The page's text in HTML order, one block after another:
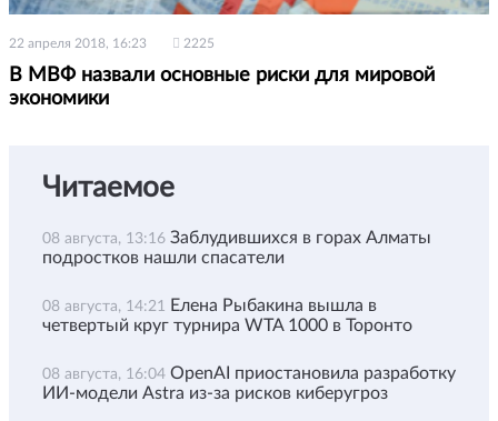
22 апреля 2018, 16:23 2225
В МВФ назвали основные риски для мировой
экономики
Читаемое
08 августа, 13:16 Заблудившихся в горах Алматы
подростков нашли спасатели
08 августа, 14:21 Елена Рыбакина вышла в
четвертый круг турнира WTA 1000 в Торонто
08 августа, 16:04 OpenAI приостановила разработку
ИИ-модели Astra из-за рисков киберугроз